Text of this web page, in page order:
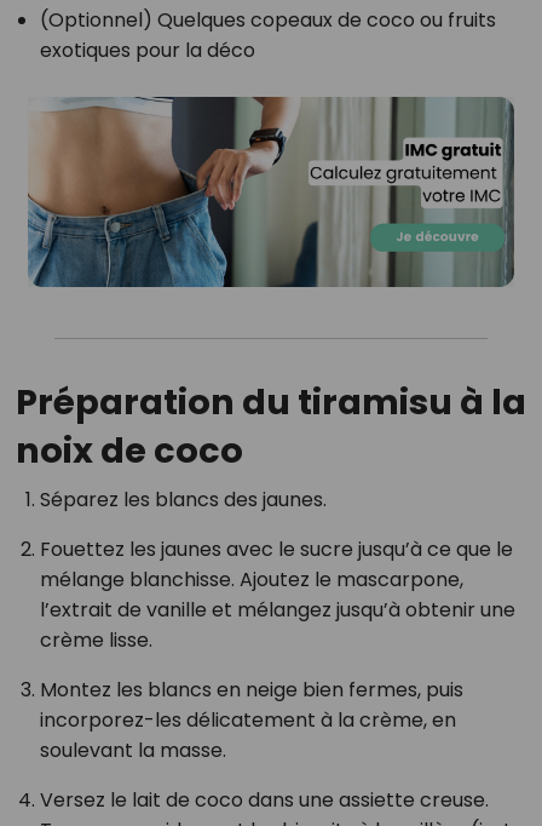
(Optionnel) Quelques copeaux de coco ou fruits
exotiques pour la déco
Préparation du tiramisu à la
noix de coco
Séparez les blancs des jaunes.
Fouettez les jaunes avec le sucre jusqu’à ce que le
mélange blanchisse. Ajoutez le mascarpone,
l’extrait de vanille et mélangez jusqu’à obtenir une
crème lisse.
Montez les blancs en neige bien fermes, puis
incorporez-les délicatement à la crème, en
soulevant la masse.
Versez le lait de coco dans une assiette creuse.